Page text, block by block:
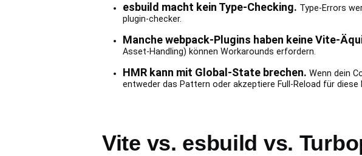
esbuild macht kein Type-Checking. Type-Errors
plugin-checker.
Manche webpack-Plugins haben keine Vite-
Asset-Handling) können Workarounds erfordern.
HMR kann mit Global-State brechen. Wenn dein
entweder das Pattern oder akzeptiere Full-Reload für diese
Vite vs. esbuild vs.